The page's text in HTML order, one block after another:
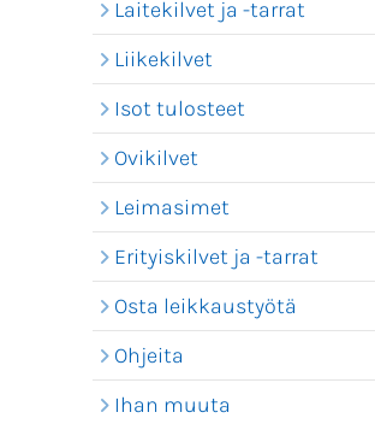
Laitekilvet ja -tarrat
Liikekilvet
Isot tulosteet
Ovikilvet
Leimasimet
Erityiskilvet ja -tarrat
Osta leikkaustyötä
Ohjeita
Ihan muuta